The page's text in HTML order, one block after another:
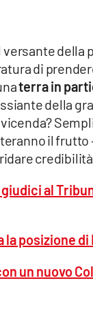
della
di
terra in
della
il frutto
giudici al
posizione
un nuovo